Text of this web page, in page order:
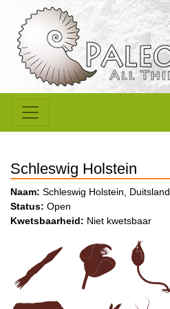
Schleswig Holstein
Naam: Schleswig Holstein, Duitsland
Status: Open
Kwetsbaarheid: Niet kwetsbaar